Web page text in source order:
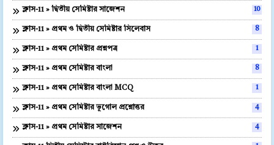
ক্লাস-11 » দ্বিতীয় সেমিষ্টার সাজেশন 10
ক্লাস-11 » প্রথম ও দ্বিতীয় সেমিষ্টার সিলেবাস 8
ক্লাস-11 » প্রথম সেমিষ্টার প্রশ্নপত্র 1
ক্লাস-11 » প্রথম সেমিষ্টার বাংলা 8
ক্লাস-11 » প্রথম সেমিষ্টার বাংলা MCQ 1
ক্লাস-11 » প্রথম সেমিষ্টার ভূগোল প্রশ্নোত্তর 4
ক্লাস-11 » প্রথম সেমিষ্টার সাজেশন 4